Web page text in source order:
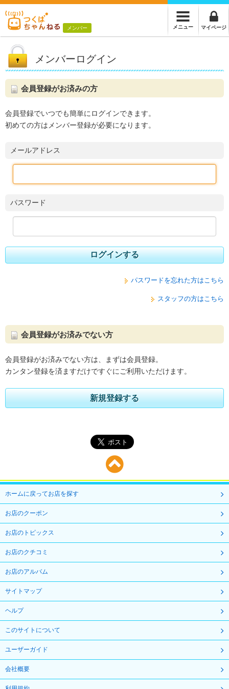
メンバー メニュー マイページ
メンバーログイン
会員登録がお済みの方
会員登録でいつでも簡単にログインできます。
初めての方はメンバー登録が必要になります。
メールアドレス
パスワード
ログインする
パスワードを忘れた方はこちら
スタッフの方はこちら
会員登録がお済みでない方
会員登録がお済みでない方は、まずは会員登録。
カンタン登録を済ますだけですぐにご利用いただけます。
新規登録する
ホームに戻ってお店を探す
お店のクーポン
お店のトピックス
お店のクチコミ
お店のアルバム
サイトマップ
ヘルプ
このサイトについて
ユーザーガイド
会社概要